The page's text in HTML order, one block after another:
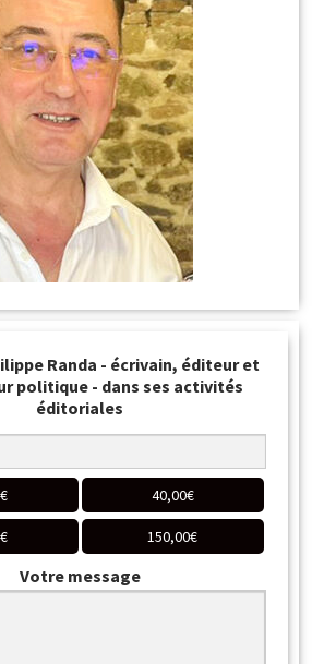
Randa - écrivain, éditeur et
politique - dans ses activités
éditoriales
€ 40,00€
€ 150,00€
Votre message